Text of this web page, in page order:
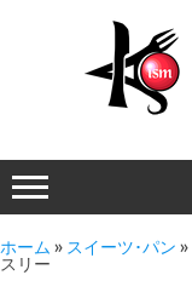
ホーム » スイーツ･パン »
スリー